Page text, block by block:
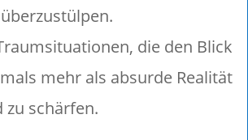
die den Blick
mehr als absurde Realität
zu schärfen.